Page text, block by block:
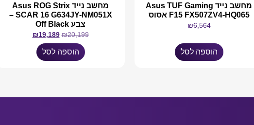
מחשב נייד Asus TUF Gaming
F15 FX507ZV4-HQ065 אסוס
₪6,564
הוספה לסל
מחשב נייד Asus ROG Strix
SCAR 16 G634JY-NM051X –
צבע Off Black
₪20,199
₪19,189
הוספה לסל